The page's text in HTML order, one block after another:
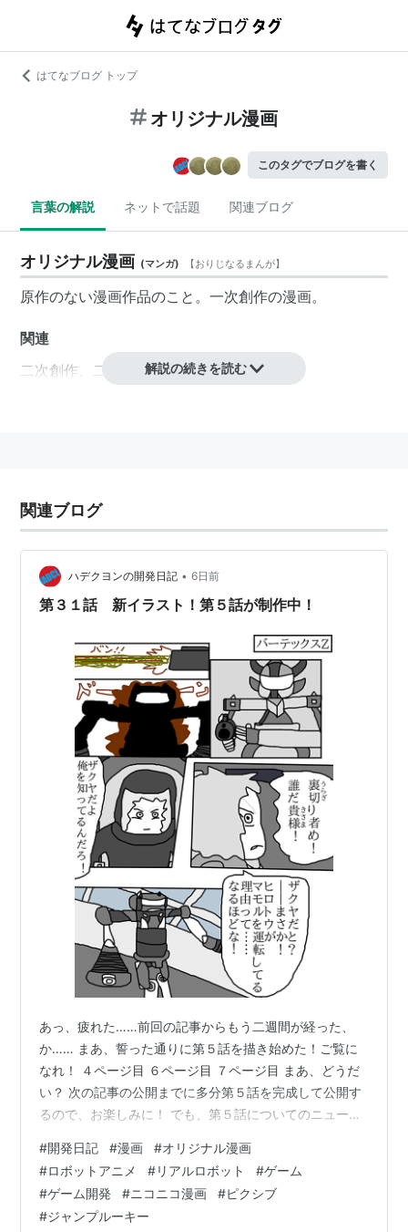
はてなブログ トップ
オリジナル漫画
このタグでブログを書く
言葉の解説 ネットで話題 関連ブログ
オリジナル漫画 (マンガ) 【おりじなるまんが】
原作のない漫画作品のこと。一次創作の漫画。
関連
二次創作
二次使用解説の続きを読む
関連ブログ
ハデクヨンの開発日記 • 6日前
第３１話 新イラスト！第５話が制作中！
あっ、疲れた……前回の記事からもう二週間が経った、
か…… まあ、誓った通りに第５話を描き始めた！ご覧に
なれ！ ４ページ目 ６ページ目 ７ページ目 まあ、どうだ
い？ 次の記事の公開までに多分第５話を完成して公開す
るので、お楽しみに！ でも、第５話についてのニュース
ストだ。「第５話をお待たせしてすみません！」という
ために描いたんだ。 パーフェクトメタル 第6話
rookie.shonenjump.com manga.nicovideo.jp あ、それ
に、マンガノもピクシブもニコニコ漫画とジャンプルー
#開発日記 #漫画 #オリジナル漫画
#ロボットアニメ #リアルロボット #ゲーム
#ゲーム開発 #ニコニコ漫画 #ピクシブ
#ジャンプルーキー